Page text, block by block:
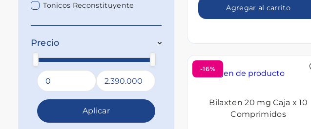
Tonicos Reconstituyente
Precio
Aplicar
Agregar al carrito
-16%
Bilaxten 20 mg Caja x 10
Comprimidos